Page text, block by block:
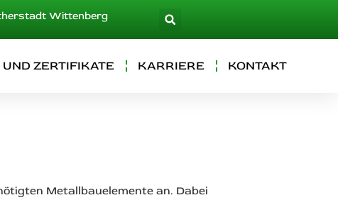
Wittenberg
ZERTIFIKATE KARRIERE KONTAKT
Metallbauelemente an. Dabei